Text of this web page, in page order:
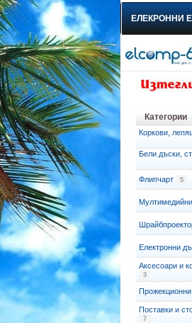
ЕЛЕКРОННИ
Категории
Коркови,
Бели дъски,
Флипчарт 5
Електронни
Аксесоари и
3
Поставки и
7